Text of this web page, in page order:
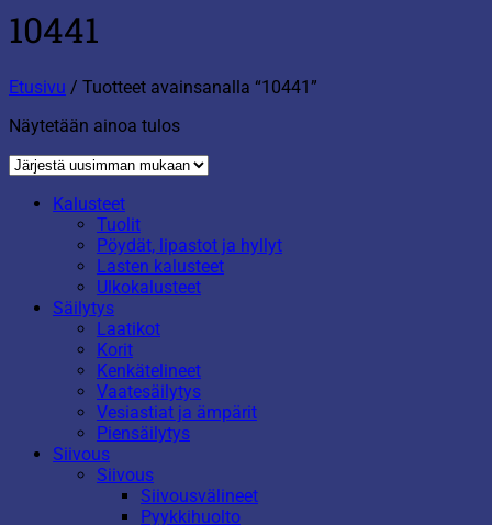
10441
Etusivu / Tuotteet avainsanalla “10441”
Näytetään ainoa tulos
Kalusteet
Tuolit
Pöydät, lipastot ja hyllyt
Lasten kalusteet
Ulkokalusteet
Säilytys
Laatikot
Korit
Kenkätelineet
Vaatesäilytys
Vesiastiat ja ämpärit
Piensäilytys
Siivous
Siivous
Siivousvälineet
Pyykkihuolto